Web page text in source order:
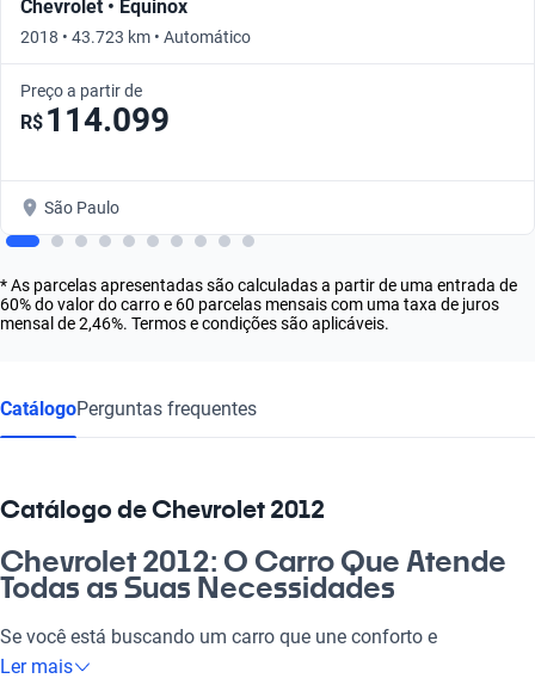
Chevrolet • Equinox
2018 • 43.723 km • Automático
Preço a partir de
R$ 114.099
São Paulo
* As parcelas apresentadas são calculadas a partir de uma entrada de
60% do valor do carro e 60 parcelas mensais com uma taxa de juros
mensal de 2,46%. Termos e condições são aplicáveis.
CatálogoPerguntas frequentes
Catálogo de Chevrolet 2012
Chevrolet 2012: O Carro Que Atende
Todas as Suas Necessidades
Se você está buscando um carro que une conforto e
praticidade, o Chevrolet 2012 é a escolha perfeita. Com
Ler mais